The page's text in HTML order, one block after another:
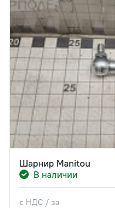
Шарнир Manitou
В наличии
с НДС / за